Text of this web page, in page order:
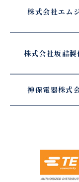
株式会社エム
株式会社坂詰製
神保電器株式